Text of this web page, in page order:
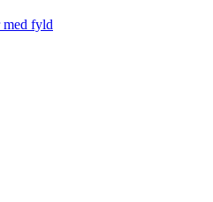
med fyld